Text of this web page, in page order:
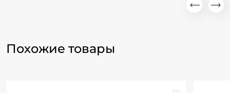
Похожие товары